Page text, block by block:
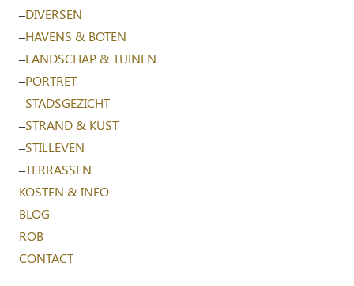
–DIVERSEN
–HAVENS & BOTEN
–LANDSCHAP & TUINEN
–PORTRET
–STADSGEZICHT
–STRAND & KUST
–STILLEVEN
–TERRASSEN
KOSTEN & INFO
BLOG
ROB
CONTACT